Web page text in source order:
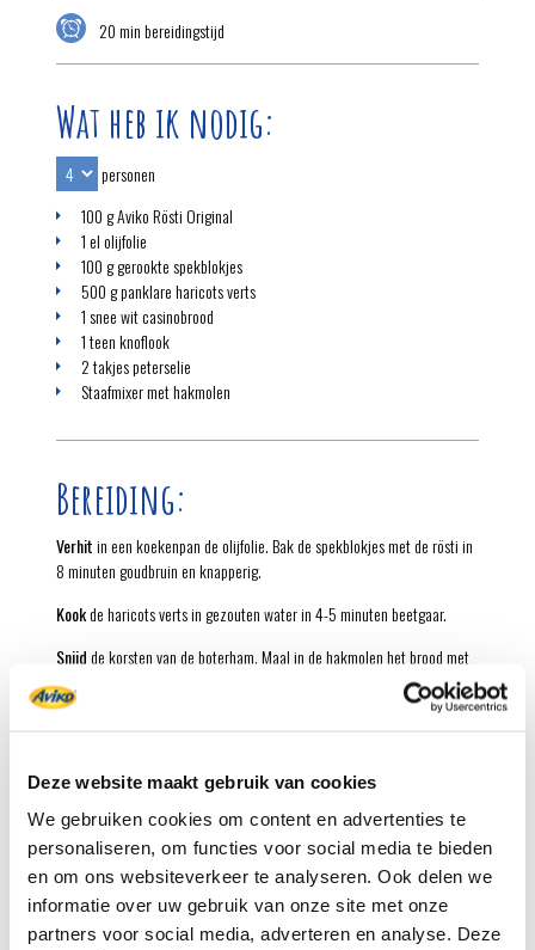
Deze website maakt gebruik van cookies
We gebruiken cookies om content en advertenties te
personaliseren, om functies voor social media te bieden
en om ons websiteverkeer te analyseren. Ook delen we
informatie over uw gebruik van onze site met onze
partners voor social media, adverteren en analyse. Deze
20 min bereidingstijd
Wat heb ik nodig:
personen
100 g Aviko Rösti Original
1 el olijfolie
100 g gerookte spekblokjes
500 g panklare haricots verts
1 snee wit casinobrood
1 teen knoflook
2 takjes peterselie
Staafmixer met hakmolen
Bereiding:
Verhitin een koekenpan de olijfolie. Bak de spekblokjes met de rösti in
8 minuten goudbruin en knapperig.
Kookde haricots verts in gezouten water in 4-5 minuten beetgaar.
Snijdde korsten van de boterham. Maal in de hakmolen het brood met
de knoflook en de peterselie fijn. Voeg het broodkruim toe aan het
röstimengsel en bak in nog 2-3 minuten goudbruin en krokant.
schaal. Bestrooi met de spek-rösticrumble en peper naar smaak.
Klassieke haricots verts met spek mogen deze kerst natuurlijk niet
ontbreken. Maar dan wel in een nieuw jasje! De rösticrumble zorgt voor
heerlijke extra knapperige Franse boontjes.
Tip:Liever een vegetarisch strooisel? Vervang de spekblokjes door
grofgehakte groene olijven.